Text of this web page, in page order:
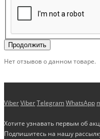
Продолжить
Нет отзывов о данном товаре.
ViberViberTelegramWhatsApp
Хотите узнавать первым об
Подпишитесь на нашу